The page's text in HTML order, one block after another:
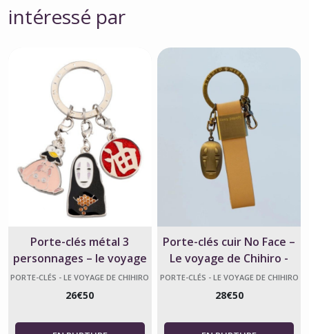
intéressé par
Porte-clés métal 3
personnages – le voyage
de Chihiro
PORTE-CLÉS - LE VOYAGE DE CHIHIRO
26€50
Porte-clés cuir No Face –
Le voyage de Chihiro -
Ghibli
PORTE-CLÉS - LE VOYAGE DE CHIHIRO
28€50